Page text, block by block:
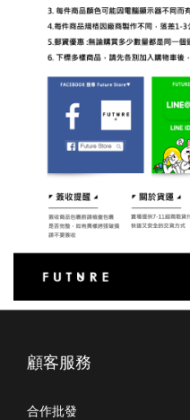
顧客服務
合作批發